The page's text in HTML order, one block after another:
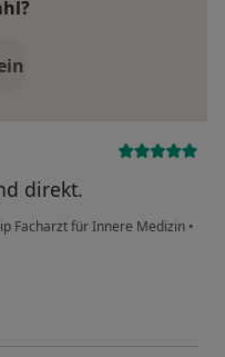
direkt.
Facharzt für Innere Medizin •